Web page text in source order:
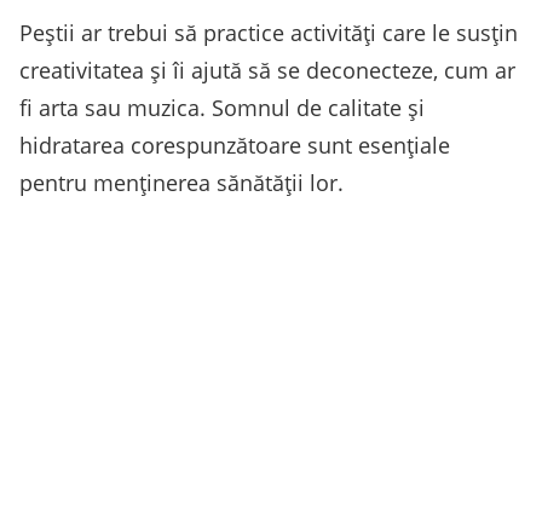
Peștii ar trebui să practice activități care le susțin
creativitatea și îi ajută să se deconecteze, cum ar
fi arta sau muzica. Somnul de calitate și
hidratarea corespunzătoare sunt esențiale
pentru menținerea sănătății lor.